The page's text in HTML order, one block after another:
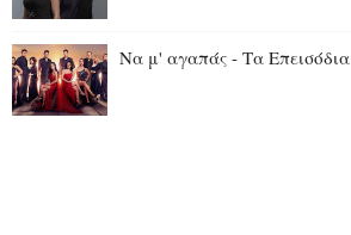
Να μ' αγαπάς - Τα Επεισόδια